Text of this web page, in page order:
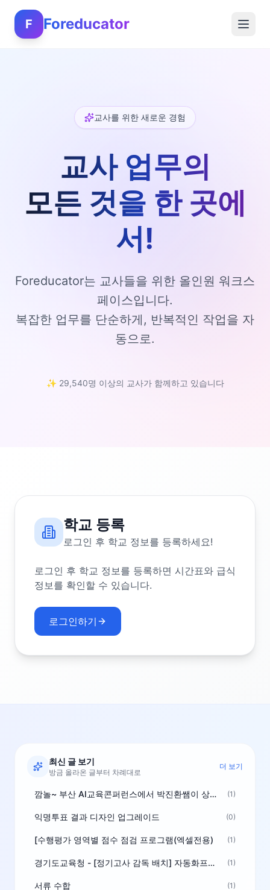
F Foreducator
교사를 위한 새로운 경험
교사 업무의
모든 것을 한 곳에
서!
Foreducator는 교사들을 위한 올인원 워크스
페이스입니다.
복잡한 업무를 단순하게, 반복적인 작업을 자
동으로.
✨ 29,540명 이상의 교사가 함께하고 있습니다
학교 등록
로그인 후 학교 정보를 등록하세요!
로그인 후 학교 정보를 등록하면 시간표와 급식
정보를 확인할 수 있습니다.
로그인하기
최신 글 보기
방금 올라온 글부터 차례대로
더 보기
깜놀~ 부산 AI교육콘퍼런스에서 박진환쌤이 상받으려 나오셨네요~ ^^ (1)
익명투표 결과 디자인 업그레이드 (0)
[수행평가 영역별 점수 점검 프로그램(엑셀전용) (1)
경기도교육청 - [정기고사 감독 배치] 자동화프로그램 보급 (1)
서류 수합 (1)